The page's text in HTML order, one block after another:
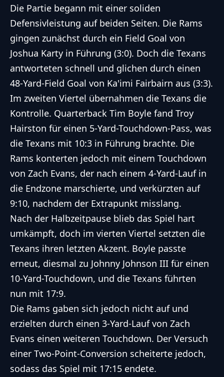
Die Partie begann mit einer soliden
Defensivleistung auf beiden Seiten. Die Rams
gingen zunächst durch ein Field Goal von
Joshua Karty in Führung (3:0). Doch die Texans
antworteten schnell und glichen durch einen
48-Yard-Field Goal von Ka'imi Fairbairn aus (3:3).
Im zweiten Viertel übernahmen die Texans die
Kontrolle. Quarterback Tim Boyle fand Troy
Hairston für einen 5-Yard-Touchdown-Pass, was
die Texans mit 10:3 in Führung brachte. Die
Rams konterten jedoch mit einem Touchdown
von Zach Evans, der nach einem 4-Yard-Lauf in
die Endzone marschierte, und verkürzten auf
9:10, nachdem der Extrapunkt misslang.
Nach der Halbzeitpause blieb das Spiel hart
umkämpft, doch im vierten Viertel setzten die
Texans ihren letzten Akzent. Boyle passte
erneut, diesmal zu Johnny Johnson III für einen
10-Yard-Touchdown, und die Texans führten
nun mit 17:9.
Die Rams gaben sich jedoch nicht auf und
erzielten durch einen 3-Yard-Lauf von Zach
Evans einen weiteren Touchdown. Der Versuch
einer Two-Point-Conversion scheiterte jedoch,
sodass das Spiel mit 17:15 endete.